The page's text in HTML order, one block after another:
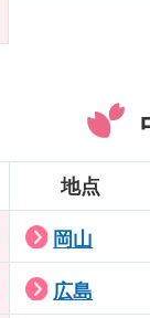
地点
岡山
広島